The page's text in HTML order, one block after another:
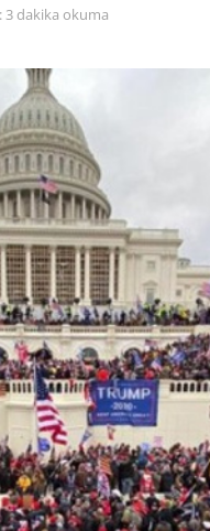
3 dakika okuma